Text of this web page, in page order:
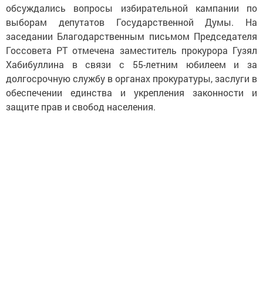
обсуждались вопросы избирательной кампании по
выборам депутатов Государственной Думы. На
заседании Благодарственным письмом Председателя
Госсовета РТ отмечена заместитель прокурора Гузял
Хабибуллина в связи с 55-летним юбилеем и за
долгосрочную службу в органах прокуратуры, заслуги в
обеспечении единства и укрепления законности и
защите прав и свобод населения.